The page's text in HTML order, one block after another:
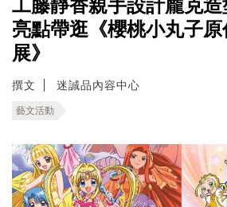
工藤靜香親手設計龐克
亮點帶逛《櫻桃小丸子原
展》
撰文 迷誠品內容中心
藝文活動